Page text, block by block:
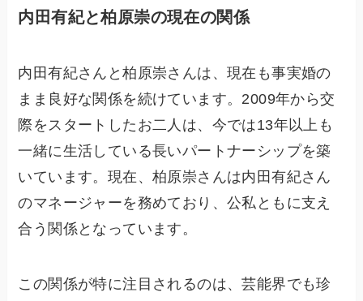
内田有紀と柏原崇の現在の関係
内田有紀さんと柏原崇さんは、現在も事実婚の
まま良好な関係を続けています。2009年から交
際をスタートしたお二人は、今では13年以上も
一緒に生活している長いパートナーシップを築
いています。現在、柏原崇さんは内田有紀さん
のマネージャーを務めており、公私ともに支え
合う関係となっています。
この関係が特に注目されるのは、芸能界でも珍